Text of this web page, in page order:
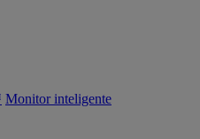
Monitor inteligente